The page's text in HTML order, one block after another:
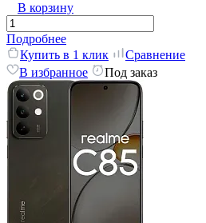
В корзину
Подробнее
Купить в 1 клик
Сравнение
В избранное
Под заказ